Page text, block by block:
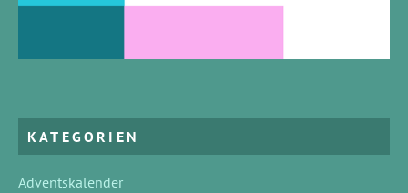
KATEGORIEN
Adventskalender